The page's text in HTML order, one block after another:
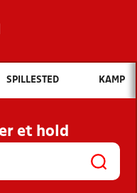
Hvad vil du søge efter?
OG NYHEDER
KLUBBER OG
SPILLESTED KAMP
et hold